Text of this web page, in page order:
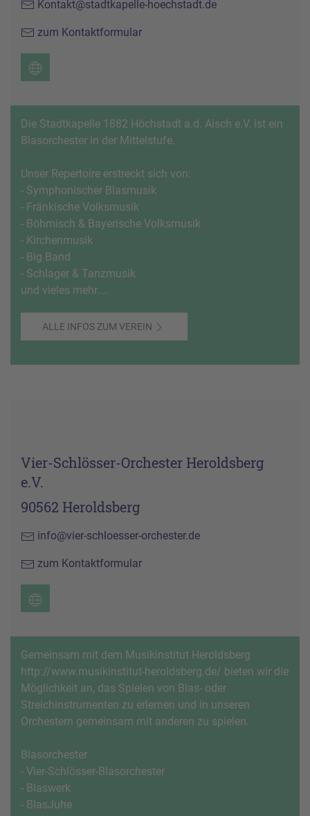
Kontakt@stadtkapelle-hoechstadt.de
zum Kontaktformular
Die Stadtkapelle 1882 Höchstadt a.d. Aisch e.V. ist ein
Blasorchester in der Mittelstufe.
Unser Repertoire erstreckt sich von:
- Symphonischer Blasmusik
- Fränkische Volksmusik
- Böhmisch & Bayerische Volksmusik
- Kirchenmusik
- Big Band
- Schlager & Tanzmusik
und vieles mehr....
ALLE INFOS ZUM VEREIN
Vier-Schlösser-Orchester Heroldsberg
e.V.
90562 Heroldsberg
info@vier-schloesser-orchester.de
zum Kontaktformular
Gemeinsam mit dem Musikinstitut Heroldsberg
http://www.musikinstitut-heroldsberg.de/ bieten wir die
Möglichkeit an, das Spielen von Blas- oder
Streichinstrumenten zu erlernen und in unseren
Orchestern gemeinsam mit anderen zu spielen.
Blasorchester
- Vier-Schlösser-Blasorchester
- Blaswerk
- BlasJuhe